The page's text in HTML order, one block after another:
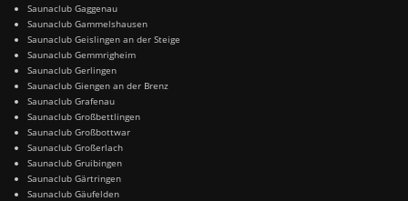
Saunaclub Gaggenau
Saunaclub Gammelshausen
Saunaclub Geislingen an der Steige
Saunaclub Gemmrigheim
Saunaclub Gerlingen
Saunaclub Giengen an der Brenz
Saunaclub Grafenau
Saunaclub Großbettlingen
Saunaclub Großbottwar
Saunaclub Großerlach
Saunaclub Gruibingen
Saunaclub Gärtringen
Saunaclub Gäufelden